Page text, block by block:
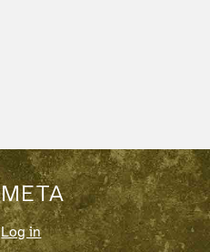
META
Log in